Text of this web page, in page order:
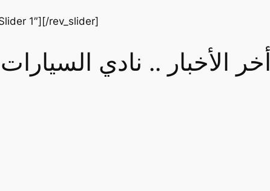
1″][/rev_slider]
أخر الأخبار .. نادي